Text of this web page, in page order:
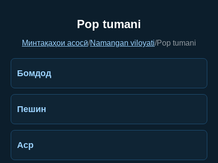
Pop tumani
Минтақаҳои асосӣ/Namangan viloyati/Pop tumani
Бомдод
Пешин
Аср